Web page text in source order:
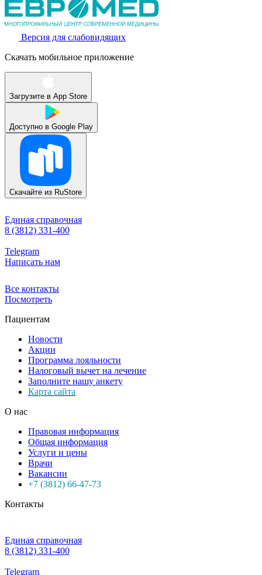
Версия для слабовидящих
Скачать мобильное приложение
Загрузите в App Store
Доступно в Google Play
Скачайте из RuStore
Единая справочная
8 (3812) 331-400
Telegram
Написать нам
Все контакты
Посмотреть
Пациентам
Новости
Акции
Программа лояльности
Налоговый вычет на лечение
Заполните нашу анкету
Карта сайта
О нас
Правовая информация
Общая информация
Услуги и цены
Врачи
Вакансии
+7 (3812) 66-47-73
Контакты
Единая справочная
8 (3812) 331-400
Telegram